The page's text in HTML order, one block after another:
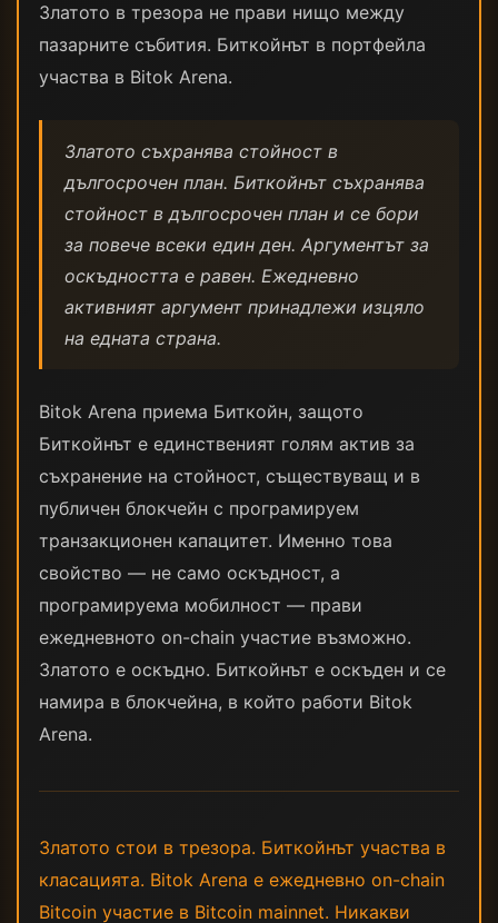
Златото в трезора не прави нищо между
пазарните събития. Биткойнът в портфейла
участва в Bitok Arena.
Златото съхранява стойност в
дългосрочен план. Биткойнът съхранява
стойност в дългосрочен план и се бори
за повече всеки един ден. Аргументът за
оскъдността е равен. Ежедневно
активният аргумент принадлежи изцяло
на едната страна.
Bitok Arena приема Биткойн, защото
Биткойнът е единственият голям актив за
съхранение на стойност, съществуващ и в
публичен блокчейн с програмируем
транзакционен капацитет. Именно това
свойство — не само оскъдност, а
програмируема мобилност — прави
ежедневното on-chain участие възможно.
Златото е оскъдно. Биткойнът е оскъден и се
намира в блокчейна, в който работи Bitok
Arena.
Златото стои в трезора. Биткойнът участва в
класацията. Bitok Arena е ежедневно on-chain
Bitcoin участие в Bitcoin mainnet. Никакви